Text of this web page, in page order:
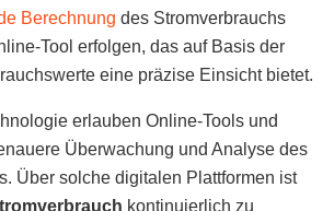
Berechnung des Stromverbrauchs
Tool erfolgen, das auf Basis der
eine präzise Einsicht bietet.
erlauben Online-Tools und
Überwachung und Analyse des
Über solche digitalen Plattformen ist
kontinuierlich zu